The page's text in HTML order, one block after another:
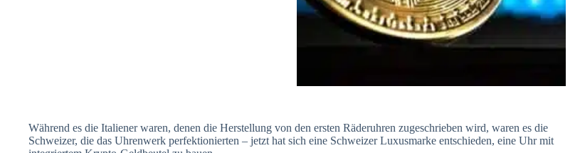
Während es die Italiener waren, denen die Herstellung von den ersten Räderuhren zugeschrieben wird, waren es die
Schweizer, die das Uhrenwerk perfektionierten – jetzt hat sich eine Schweizer Luxusmarke entschieden, eine Uhr mit